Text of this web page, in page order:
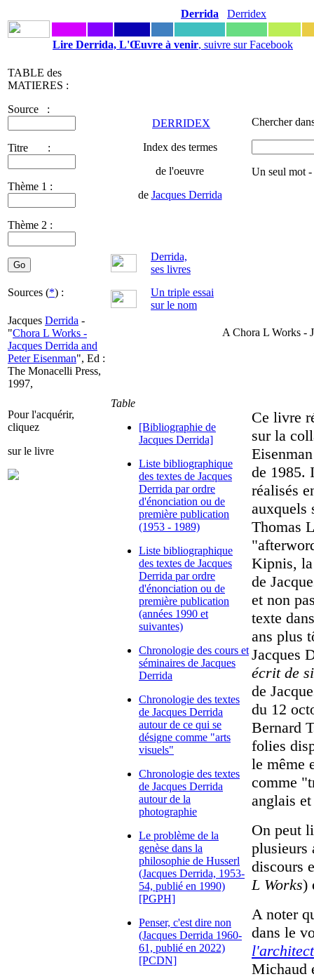
Derrida Derridex
Lire Derrida, L'Œuvre à venir, suivre sur Facebook
TABLE des
MATIERES :
Source :
Titre :
Thème 1 :
Thème 2 :
DERRIDEX
Index des termes
de l'oeuvre
de Jacques Derrida
Chercher
Un seul mot
Derrida,
ses livres
Sources (*) :
Un triple essai
sur le nom
Jacques Derrida -
"Chora L Works -
Jacques Derrida and
Peter Eisenman", Ed :
The Monacelli Press,
1997,
A Chora L Works -
Pour l'acquérir,
cliquez
sur le livre
Table
[Bibliographie de
Jacques Derrida]
Liste bibliographique
des textes de Jacques
Derrida par ordre
d'énonciation ou de
première publication
(1953 - 1989)
Liste bibliographique
des textes de Jacques
Derrida par ordre
d'énonciation ou de
première publication
(années 1990 et
suivantes)
Chronologie des cours et
séminaires de Jacques
Derrida
Chronologie des textes
de Jacques Derrida
autour de ce qui se
désigne comme "arts
visuels"
Chronologie des textes
de Jacques Derrida
autour de la
photographie
Le problème de la
genèse dans la
philosophie de Husserl
(Jacques Derrida, 1953-
54, publié en 1990)
[PGPH]
Penser, c'est dire non
(Jacques Derrida 1960-
61, publié en 2022)
[PCDN]
Ce livre
sur la
de 1985.
réalisés
auxquels
Thomas
Kipnis, la
de
et non
texte
ans plus
Jacques
écrit de
de
du 12
Bernard
folies
le même
comme
anglais
On peut
plusieurs
discours
L Works)
A noter
dans le
Michaud